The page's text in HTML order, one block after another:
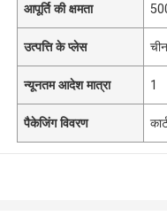
आपूर्ति की क्षमता
उत्पत्ति के प्लेस चीन
न्यूनतम आदेश मात्रा 1
पैकेजिंग विवरण